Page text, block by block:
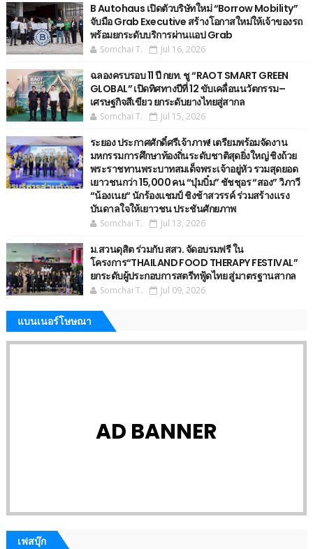
B Autohaus เปิดตัวบริษัทใหม่ “Borrow Mobility”
จับมือ Grab Executive สร้างโอกาสใหม่ให้เจ้าของรถ
พร้อมยกระดับบริการผ่านแอป Grab
Somchai T. Jul 16, 2026
ฉลองครบรอบ 11 ปี กยท. ชู “RAOT SMART GREEN
GLOBAL” เปิดทิศทางปีที่ 12 ขับเคลื่อนนวัตกรรม–
เศรษฐกิจสีเขียว ยกระดับยางไทยสู่สากล
Somchai T. Jul 15, 2026
ระยอง ประกาศศักดิ์ศรีเจ้าภาพ! เตรียมพร้อมจัดงาน
มหกรรมการศึกษาท้องถิ่นระดับชาติสุดยิ่งใหญ่ ชิงถ้วย
พระราชทานพระบาทสมเด็จพระเจ้าอยู่หัว รวมสุดยอด
เยาวชนกว่า 15,000 คน “บุ๋มบิ๋ม” ชัชชุอร “สอง” วิภาวี
“น้องเนย“ นักร้องแชมป์ ชิงช้าสวรรค์ ร่วมสร้างแรง
บันดาลใจให้เยาวชน ประชันศักยภาพ
Somchai T. Jul 13, 2026
ม.สวนดุสิต ร่วมกับ สสว. จัดอบรมฟรี ใน
โครงการ“THAILAND FOOD THERAPY FESTIVAL”
ยกระดับผู้ประกอบการสตรีทฟู้ดไทย สู่มาตรฐานสากล
Somchai T. Jul 09, 2026
แบนเนอร์โษษณา
AD BANNER
เฟสบุ๊ก